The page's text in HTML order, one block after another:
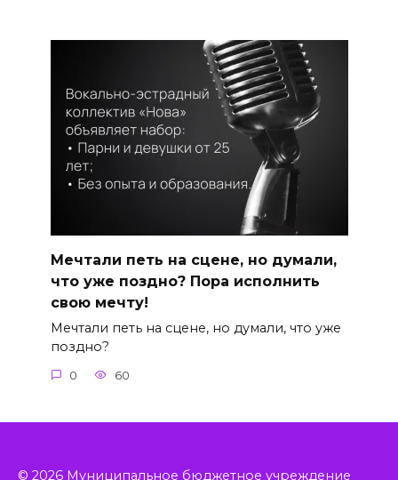
Мечтали петь на сцене, но думали,
что уже поздно? Пора исполнить
свою мечту!
Мечтали петь на сцене, но думали, что уже
поздно?
0 60
© 2026 Муниципальное бюджетное учреждение